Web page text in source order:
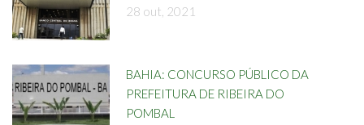
28 out, 2021
BAHIA: CONCURSO PÚBLICO DA
PREFEITURA DE RIBEIRA DO
POMBAL